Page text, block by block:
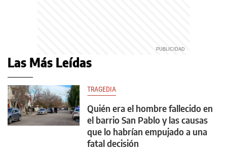
Las Más Leídas
TRAGEDIA
Quién era el hombre fallecido en
el barrio San Pablo y las causas
que lo habrían empujado a una
fatal decisión